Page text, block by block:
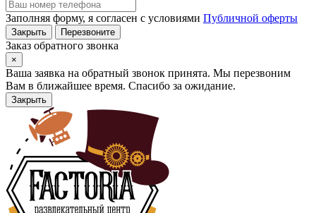
Заполняя форму, я согласен с условиями Публичной оферты
Закрыть Перезвоните
Заказ обратного звонка
×
Ваша заявка на обратный звонок принята. Мы перезвоним
Вам в ближайшее время. Спасибо за ожидание.
Закрыть